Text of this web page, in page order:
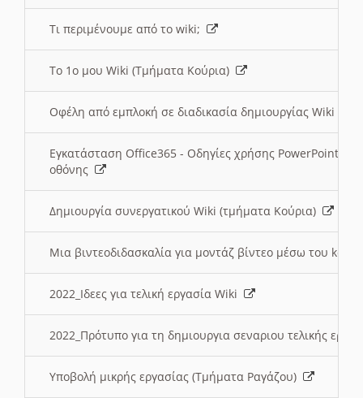
Τι περιμένουμε από το wiki;
Το 1ο μου Wiki (Τμήματα Κούρια)
Οφέλη από εμπλοκή σε διαδικασία δημιουργίας Wiki
Εγκατάσταση Office365 - Οδηγίες χρήσης PowerPoint
οθόνης
Δημιουργία συνεργατικού Wiki (τμήματα Κούρια)
Μια βιντεοδιδασκαλία για μοντάζ βίντεο μέσω του
2022_Ιδεες για τελική εργασία Wiki
2022_Πρότυπο για τη δημιουργια σεναριου τελικής
Υποβολή μικρής εργασίας (Τμήματα Ραγάζου)